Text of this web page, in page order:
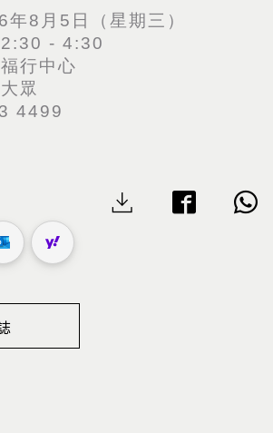
8月5日（星期三）
- 4:30
行中心
眾
4499